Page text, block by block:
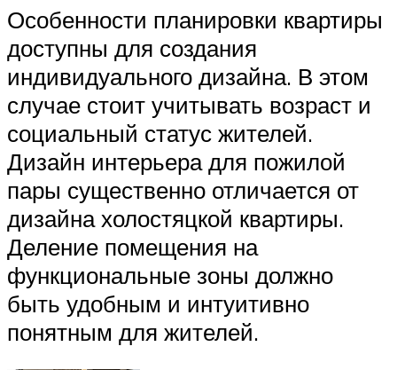
Особенности планировки квартиры
доступны для создания
индивидуального дизайна. В этом
случае стоит учитывать возраст и
социальный статус жителей.
Дизайн интерьера для пожилой
пары существенно отличается от
дизайна холостяцкой квартиры.
Деление помещения на
функциональные зоны должно
быть удобным и интуитивно
понятным для жителей.